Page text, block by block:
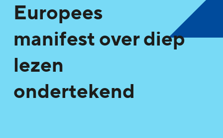
Europees
manifest over diep
lezen
ondertekend